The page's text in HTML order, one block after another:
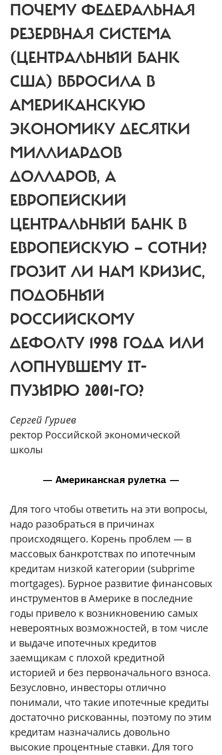
ПОЧЕМУ ФЕДЕРАЛЬНАЯ
РЕЗЕРВНАЯ СИСТЕМА
(ЦЕНТРАЛЬНЫЙ БАНК
США) ВБРОСИЛА В
АМЕРИКАНСКУЮ
ЭКОНОМИКУ ДЕСЯТКИ
МИЛЛИАРДОВ
ДОЛЛАРОВ, А
ЕВРОПЕЙСКИЙ
ЦЕНТРАЛЬНЫЙ БАНК В
ЕВРОПЕЙСКУЮ — СОТНИ?
ГРОЗИТ ЛИ НАМ КРИЗИС,
ПОДОБНЫЙ
РОССИЙСКОМУ
ДЕФОЛТУ 1998 ГОДА ИЛИ
ЛОПНУВШЕМУ IT-
ПУЗЫРЮ 2001-ГО?
Сергей Гуриев
ректор Российской экономической
школы
— Американская рулетка —
Для того чтобы ответить на эти вопросы,
надо разобраться в причинах
происходящего. Корень проблем — в
массовых банкротствах по ипотечным
кредитам низкой категории (subprime
mortgages). Бурное развитие финансовых
инструментов в Америке в последние
годы привело к возникновению самых
невероятных возможностей, в том числе
и выдаче ипотечных кредитов
заемщикам с плохой кредитной
историей и без первоначального взноса.
Безусловно, инвесторы отлично
понимали, что такие ипотечные кредиты
достаточно рискованны, поэтому по этим
кредитам назначались довольно
высокие процентные ставки. Для того